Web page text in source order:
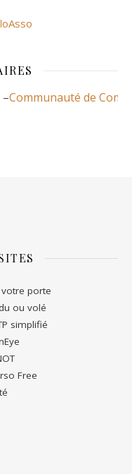
de
votre porte
ou volé
simplifié
Free